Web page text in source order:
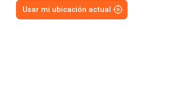
Usar mi ubicación actual